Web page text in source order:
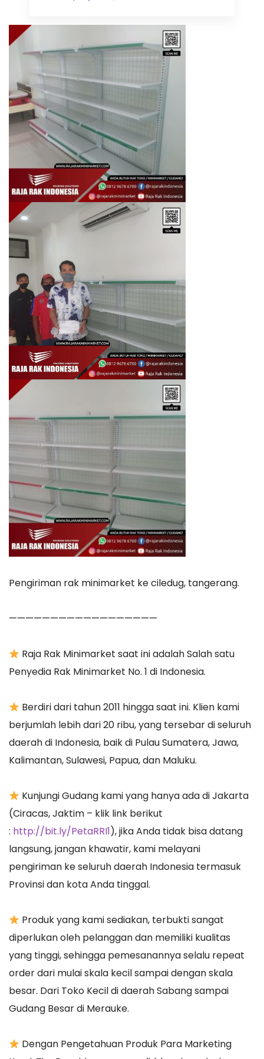
Pengiriman rak minimarket ke ciledug, tangerang.
——————————————————
Raja Rak Minimarket saat ini adalah Salah satu
Penyedia Rak Minimarket No. 1 di Indonesia.
Berdiri dari tahun 2011 hingga saat ini. Klien kami
berjumlah lebih dari 20 ribu, yang tersebar di seluruh
daerah di Indonesia, baik di Pulau Sumatera, Jawa,
Kalimantan, Sulawesi, Papua, dan Maluku.
Kunjungi Gudang kami yang hanya ada di Jakarta
(Ciracas, Jaktim – klik link berikut
: http://bit.ly/PetaRRI1), jika Anda tidak bisa datang
langsung, jangan khawatir, kami melayani
pengiriman ke seluruh daerah Indonesia termasuk
Provinsi dan kota Anda tinggal.
Produk yang kami sediakan, terbukti sangat
diperlukan oleh pelanggan dan memiliki kualitas
yang tinggi, sehingga pemesanannya selalu repeat
order dari mulai skala kecil sampai dengan skala
besar. Dari Toko Kecil di daerah Sabang sampai
Gudang Besar di Merauke.
Dengan Pengetahuan Produk Para Marketing